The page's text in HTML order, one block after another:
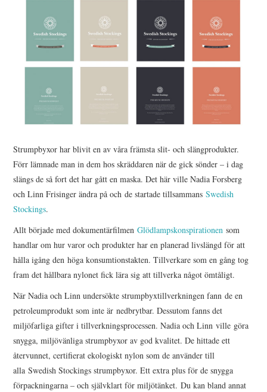
VI SPANAR PÅ
Strumpbyxor har blivit en av våra främsta slit- och slängprodukter.
Förr lämnade man in dem hos skräddaren när de gick sönder – i dag
slängs de så fort det har gått en maska. Det här ville Nadia Forsberg
och Linn Frisinger ändra på och de startade tillsammansSwedish
Stockings.
Allt började med dokumentärfilmenGlödlampskonspirationen som
handlar om hur varor och produkter har en planerad livslängd för att
hålla igång den höga konsumtionstakten. Tillverkare som en gång tog
fram det hållbara nylonet fick lära sig att tillverka något ömtåligt.
När Nadia och Linn undersökte strumpbyxtillverkningen fann de en
petroleumprodukt som inte är nedbrytbar. Dessutom fanns det
miljöfarliga gifter i tillverkningsprocessen. Nadia och Linn ville göra
snygga, miljövänliga strumpbyxor av god kvalitet. De hittade ett
återvunnet, certifierat ekologiskt nylon som de använder till
alla Swedish Stockings strumpbyxor. Ett extra plus för de snygga
förpackningarna – och självklart för miljötänket. Du kan bland annat